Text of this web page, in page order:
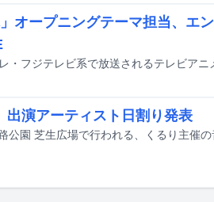
オープニングテーマ担当、エ
出演アーティスト日割り発表